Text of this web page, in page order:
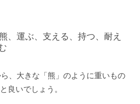
、運ぶ、支える、持つ、耐え
ら、大きな「熊」のように重いもの
良いでしょう。